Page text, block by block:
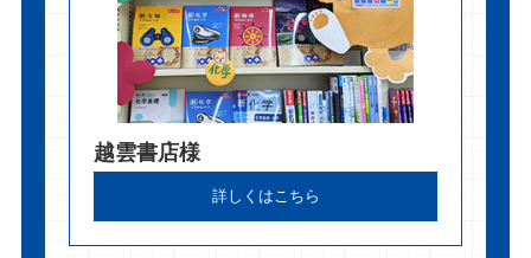
越雲書店様
詳しくはこちら